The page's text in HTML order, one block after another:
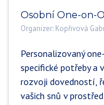
Osobní One-on-
Organizer: Kopřivová
Personalizovaný
specifické potřeby a
rozvoji dovedností,
vašich snů v